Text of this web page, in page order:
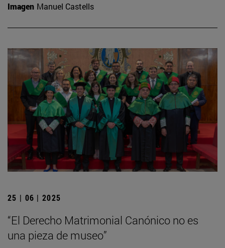
Imagen Manuel Castells
25 | 06 | 2025
“El Derecho Matrimonial Canónico no es
una pieza de museo”